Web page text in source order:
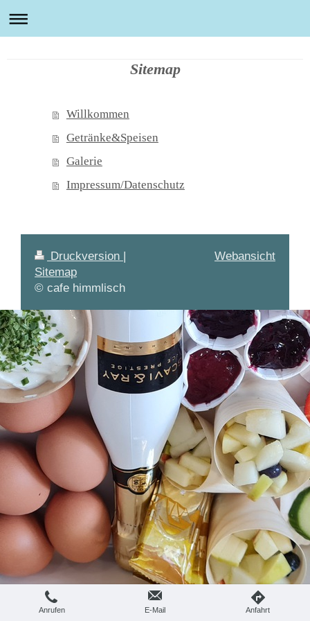
Sitemap
Willkommen
Getränke&Speisen
Galerie
Impressum/Datenschutz
Druckversion
Sitemap
© cafe himmlisch
Webansicht
Anrufen E-Mail Anfahrt